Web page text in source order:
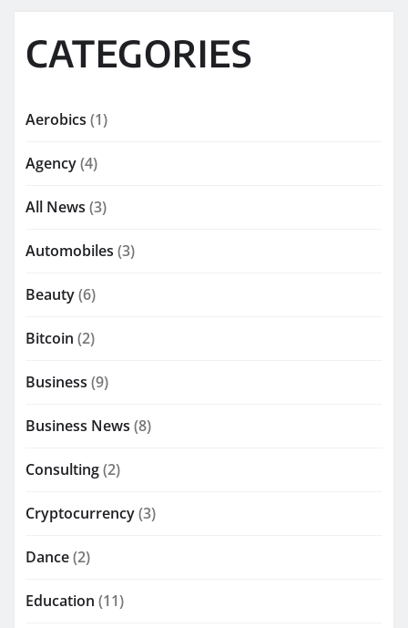
CATEGORIES
Aerobics (1)
Agency(4)
All News (3)
Automobiles (3)
Beauty(6)
Bitcoin (2)
Business (9)
Business News (8)
Consulting(2)
Cryptocurrency(3)
Dance(2)
Education (11)